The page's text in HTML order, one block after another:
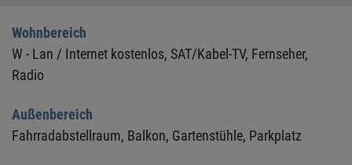
Wohnbereich
W - Lan / Internet kostenlos, SAT/Kabel-TV, Fernseher,
Radio
Außenbereich
Fahrradabstellraum, Balkon, Gartenstühle, Parkplatz